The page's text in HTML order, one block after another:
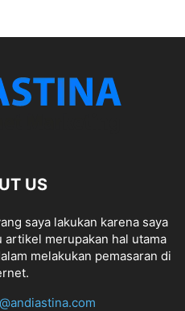
US
saya lakukan karena saya
artikel merupakan hal utama
melakukan pemasaran di